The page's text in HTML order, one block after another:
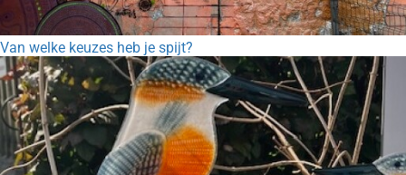
Van welke keuzes heb je spijt?